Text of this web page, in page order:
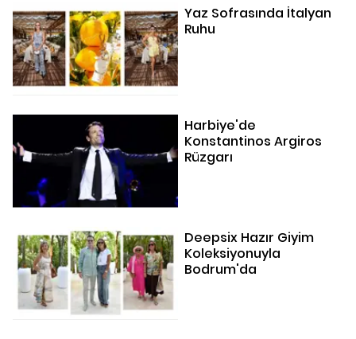
Yaz Sofrasında İtalyan
Ruhu
Harbiye'de
Konstantinos Argiros
Rüzgarı
Deepsix Hazır Giyim
Koleksiyonuyla
Bodrum'da